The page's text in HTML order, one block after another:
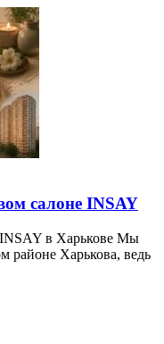
салоне INSAY
в Харькове Мы
районе Харькова, ведь